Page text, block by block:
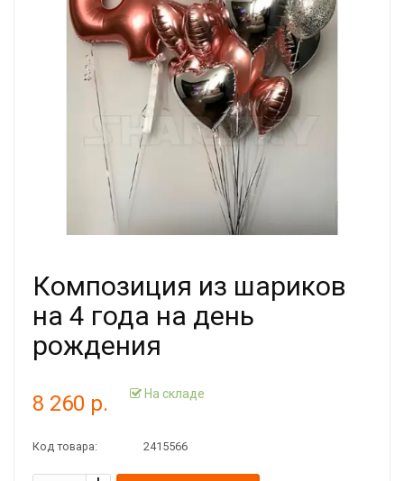
Композиция из шариков
на 4 года на день
рождения
8 260 р. На складе
Код товара: 2415566